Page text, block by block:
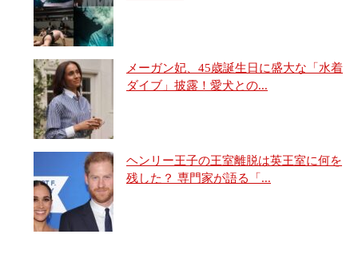
メーガン妃、45歳誕生日に盛大な「水着
ダイブ」披露！愛犬との...
ヘンリー王子の王室離脱は英王室に何を
残した？ 専門家が語る「...